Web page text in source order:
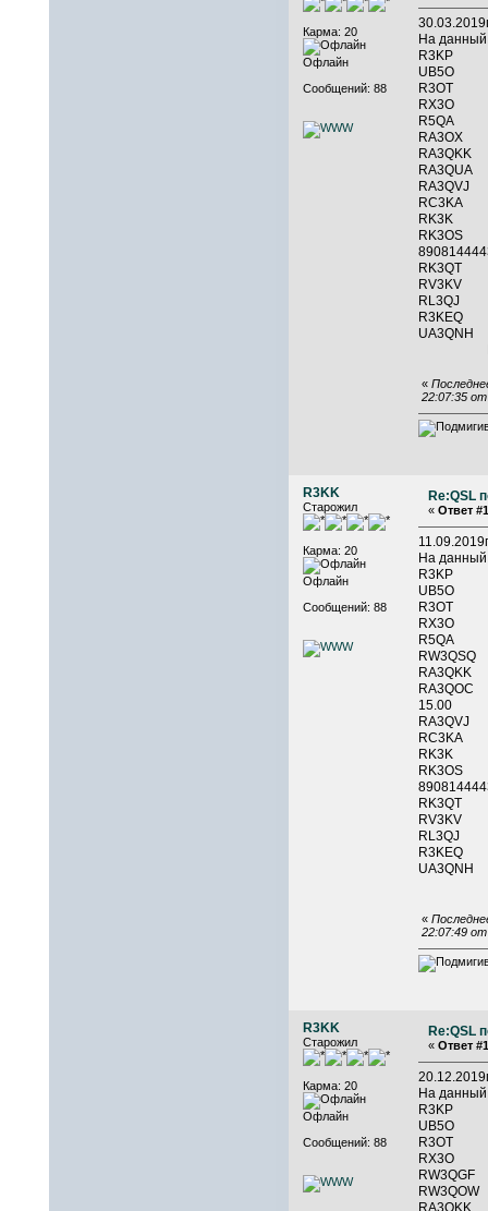
Карма: 20
Офлайн
Сообщений: 88
На
R3KP
UB5O
R3OT
RX3O
R5QA
RA3OX
RK3K
RK3QT
RV3KV
RL3QJ
«
22:07:35
R3KK
Старожил
Карма: 20
Офлайн
Сообщений: 88
Re:QSL
« Ответ
На
R3KP
UB5O
R3OT
RX3O
R5QA
15.00
RK3K
RK3QT
RL3QJ
R3KEQ
«
22:07:49
R3KK
Старожил
Карма: 20
Офлайн
Сообщений: 88
Re:QSL
« Ответ
На
R3KP
UB5O
R3OT
RX3O